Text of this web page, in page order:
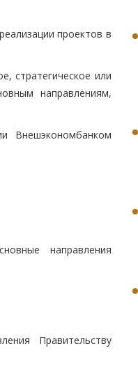
проектов в
стратегическое или
направлениям,
Внешэкономбанком
направления
Правительству